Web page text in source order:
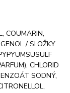
COUMARIN,
/ SLOŽKY
CHLORID
SODNÝ,